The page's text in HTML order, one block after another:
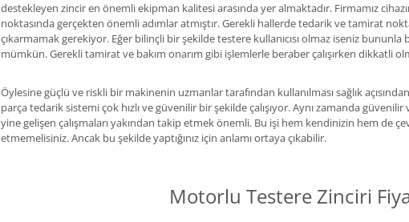
destekleyen zincir en önemli ekipman kalitesi arasında yer almaktadır. Firmamız
noktasında gerçekten önemli adımlar atmıştır. Gerekli hallerde tedarik ve tamirat
çıkarmamak gerekiyor. Eğer bilinçli bir şekilde testere kullanıcısı olmaz iseniz
mümkün. Gerekli tamirat ve bakım onarım gibi işlemlerle beraber çalışırken dikkatli
Öylesine güçlü ve riskli bir makinenin uzmanlar tarafından kullanılması sağlık
parça tedarik sistemi çok hızlı ve güvenilir bir şekilde çalışıyor. Aynı zamanda
yine gelişen çalışmaları yakından takip etmek önemli. Bu işi hem kendinizin hem de
etmemelisiniz. Ancak bu şekilde yaptığınız için anlamı ortaya çıkabilir.
Motorlu Testere Zinciri